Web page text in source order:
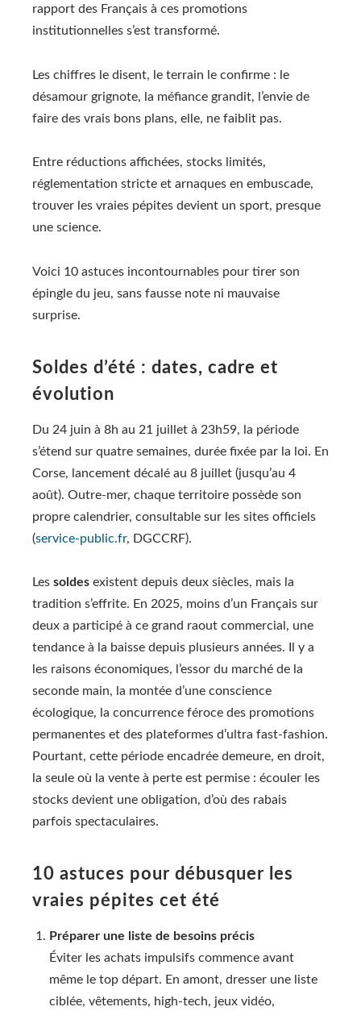
rapport des Français à ces promotions
institutionnelles s’est transformé.
Les chiffres le disent, le terrain le confirme : le
désamour grignote, la méfiance grandit, l’envie de
faire des vrais bons plans, elle, ne faiblit pas.
Entre réductions affichées, stocks limités,
réglementation stricte et arnaques en embuscade,
trouver les vraies pépites devient un sport, presque
une science.
Voici 10 astuces incontournables pour tirer son
épingle du jeu, sans fausse note ni mauvaise
surprise.
Soldes d’été : dates, cadre et
évolution
Du 24 juin à 8h au 21 juillet à 23h59, la période
s’étend sur quatre semaines, durée fixée par la loi. En
Corse, lancement décalé au 8 juillet (jusqu’au 4
août). Outre-mer, chaque territoire possède son
propre calendrier, consultable sur les sites officiels
(service-public.fr, DGCCRF).
Les soldes existent depuis deux siècles, mais la
tradition s’effrite. En 2025, moins d’un Français sur
deux a participé à ce grand raout commercial, une
tendance à la baisse depuis plusieurs années. Il y a
les raisons économiques, l’essor du marché de la
seconde main, la montée d’une conscience
écologique, la concurrence féroce des promotions
permanentes et des plateformes d’ultra fast-fashion.
Pourtant, cette période encadrée demeure, en droit,
la seule où la vente à perte est permise : écouler les
stocks devient une obligation, d’où des rabais
parfois spectaculaires.
10 astuces pour débusquer les
vraies pépites cet été
Préparer une liste de besoins précis
Éviter les achats impulsifs commence avant
même le top départ. En amont, dresser une liste
ciblée, vêtements, high-tech, jeux vidéo,